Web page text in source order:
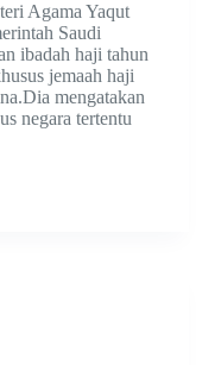
Agama Yaqut
Saudi
ibadah haji tahun
jemaah haji
mengatakan
negara tertentu